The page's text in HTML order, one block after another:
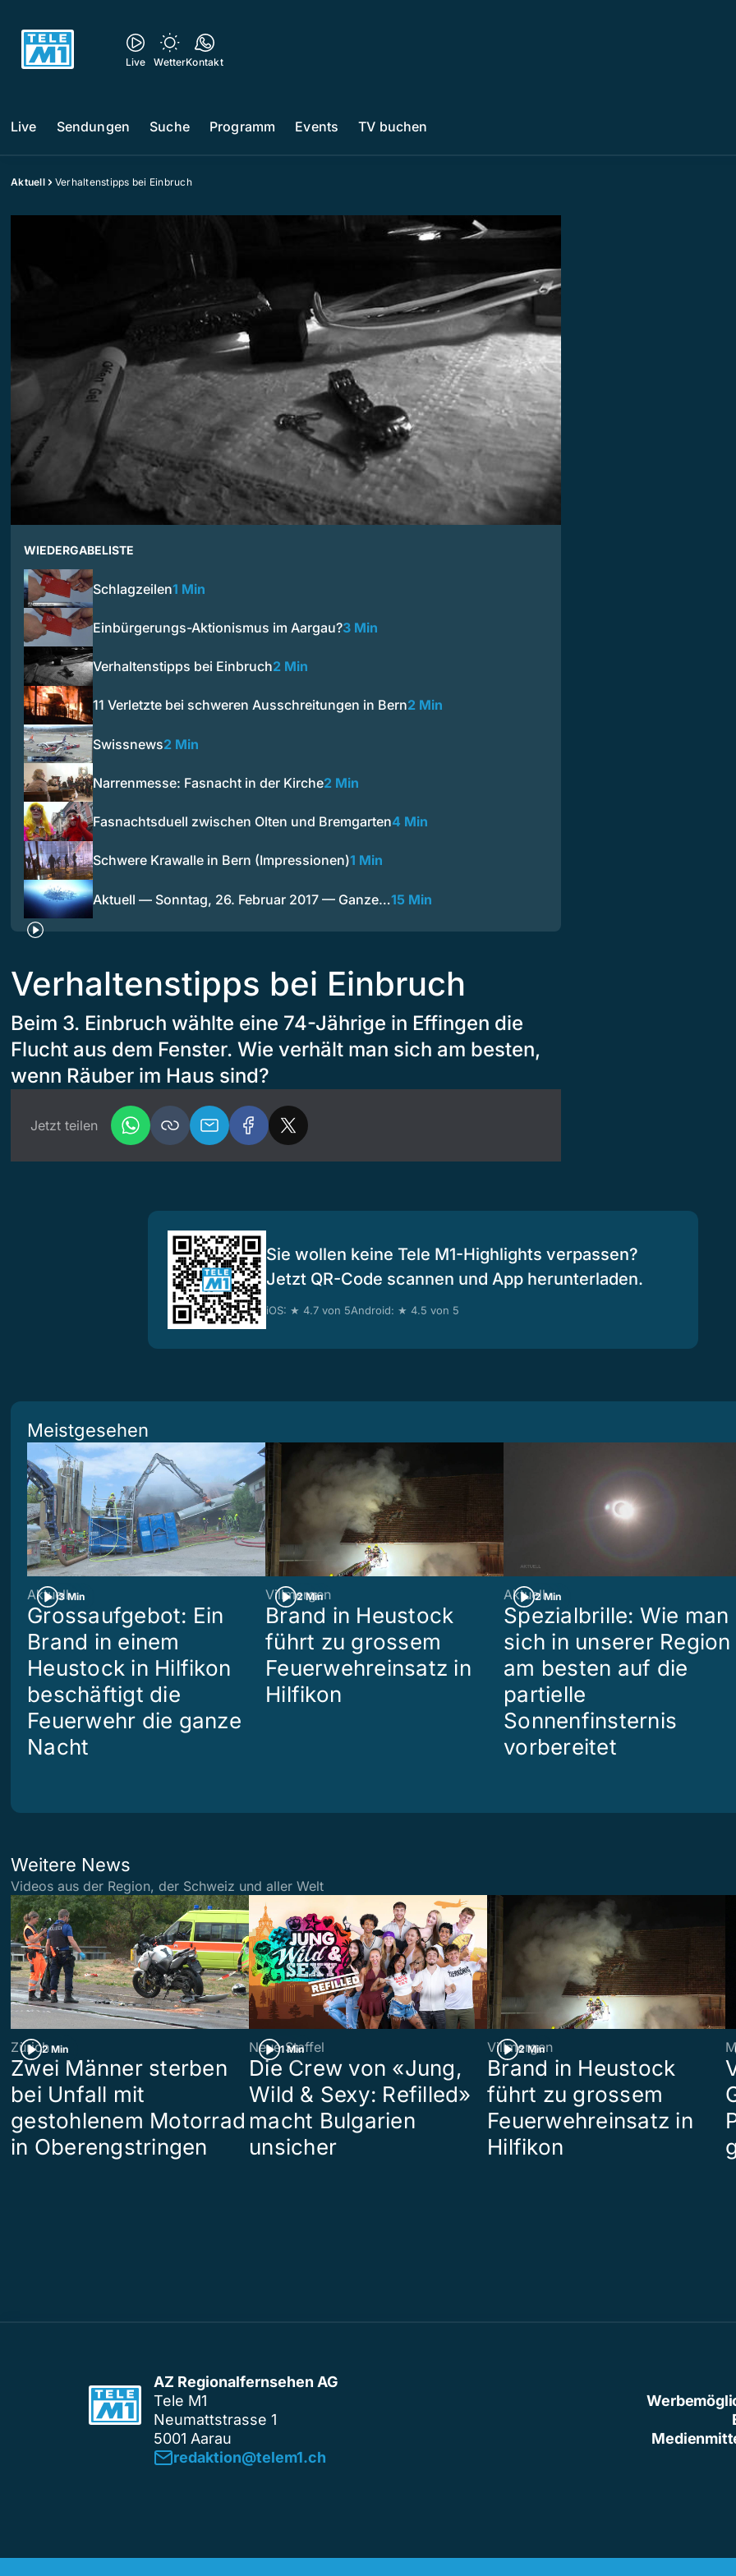
Live WetterKontakt
Live Sendungen Suche Programm Events TV buchen
Aktuell Verhaltenstipps bei Einbruch
WIEDERGABELISTE
Schlagzeilen1 Min
Einbürgerungs-Aktionismus im Aargau?3 Min
Verhaltenstipps bei Einbruch2 Min
11 Verletzte bei schweren Ausschreitungen in Bern2 Min
Swissnews2 Min
Narrenmesse: Fasnacht in der Kirche2 Min
Fasnachtsduell zwischen Olten und Bremgarten4 Min
Schwere Krawalle in Bern (Impressionen)1 Min
Aktuell — Sonntag, 26. Februar 2017 — Ganze…15 Min
Verhaltenstipps bei Einbruch
Beim 3. Einbruch wählte eine 74-Jährige in Effingen die
Flucht aus dem Fenster. Wie verhält man sich am besten,
wenn Räuber im Haus sind?
Jetzt teilen
Sie wollen keine Tele M1-Highlights verpassen?
Jetzt QR-Code scannen und App herunterladen.
iOS: ★ 4.7 von 5Android: ★ 4.5 von 5
Meistgesehen
3 Min
Aktuell
Grossaufgebot: Ein
Brand in einem
Heustock in Hilfikon
beschäftigt die
Feuerwehr die ganze
Nacht
2 Min
Villmergen
Brand in Heustock
führt zu grossem
Feuerwehreinsatz in
Hilfikon
2 Min
Aktuell
Spezialbrille: Wie man
sich in unserer Region
am besten auf die
partielle
Sonnenfinsternis
vorbereitet
Weitere News
Videos aus der Region, der Schweiz und aller Welt
2 Min
Zürich
Zwei Männer sterben
bei Unfall mit
gestohlenem Motorrad
in Oberengstringen
1 Min
Neue Staffel
Die Crew von «Jung,
Wild & Sexy: Refilled»
macht Bulgarien
unsicher
2 Min
Villmergen
Brand in Heustock
führt zu grossem
Feuerwehreinsatz in
Hilfikon
AZ Regionalfernsehen AG
Tele M1
Neumattstrasse 1
5001 Aarau
redaktion@telem1.ch